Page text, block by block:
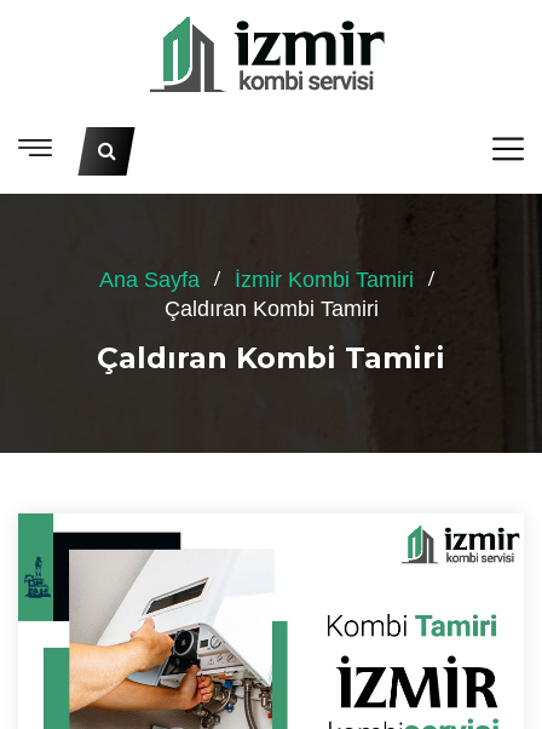
Ana Sayfa
İzmir Kombi Tamiri
Çaldıran Kombi Tamiri
Çaldıran Kombi Tamiri